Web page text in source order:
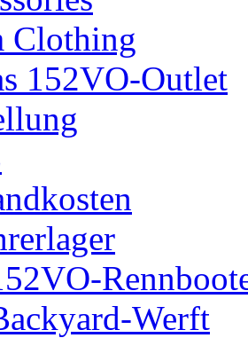
Clothing
152VO-Outlet
Werft